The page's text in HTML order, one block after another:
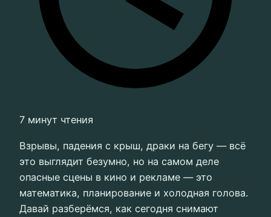
7 минут чтения
Взрывы, падения с крыш, драки на бегу — всё
это выглядит безумно, но на самом деле
опасные сцены в кино и рекламе — это
математика, планирование и холодная голова.
Давай разберёмся, как сегодня снимают